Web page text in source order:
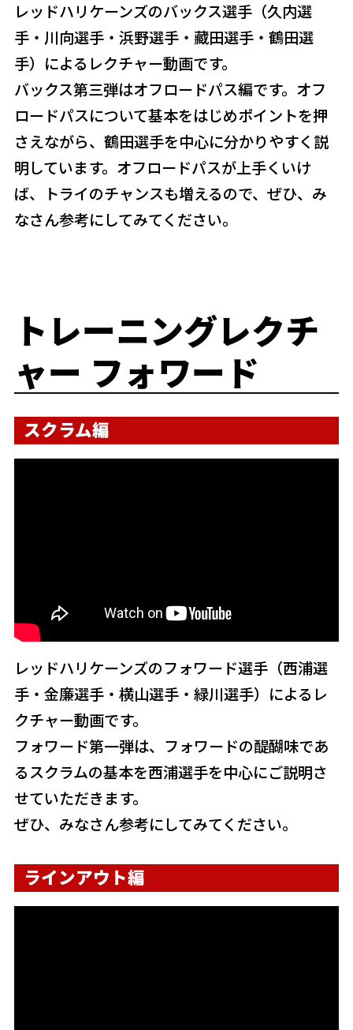
レッドハリケーンズのバックス選手（久内選
手・川向選手・浜野選手・藏田選手・鶴田選
手）によるレクチャー動画です。
バックス第三弾はオフロードパス編です。オフ
ロードパスについて基本をはじめポイントを押
さえながら、鶴田選手を中心に分かりやすく説
明しています。オフロードパスが上手くいけ
ば、トライのチャンスも増えるので、ぜひ、み
なさん参考にしてみてください。
トレーニングレクチ
ャー フォワード
スクラム編
レッドハリケーンズのフォワード選手（西浦選
手・金廉選手・横山選手・緑川選手）によるレ
クチャー動画です。
フォワード第一弾は、フォワードの醍醐味であ
るスクラムの基本を西浦選手を中心にご説明さ
せていただきます。
ぜひ、みなさん参考にしてみてください。
ラインアウト編